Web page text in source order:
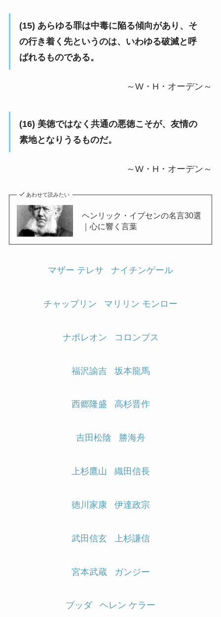
(15) あらゆる罪は中毒に陥る傾向があり、そ
の行き着く先というのは、いわゆる破滅と呼
ばれるものである。
～W・H・オーデン～
(16) 美徳ではなく共通の悪徳こそが、友情の
素地となりうるものだ。
～W・H・オーデン～
あわせて読みたい
ヘンリック・イプセンの名言30選
｜心に響く言葉
マザー テレサ ナイチンゲール
チャップリン マリリン モンロー
ナポレオン コロンブス
福沢諭吉 坂本龍馬
西郷隆盛 高杉晋作
吉田松陰 勝海舟
上杉鷹山 織田信長
徳川家康 伊達政宗
武田信玄 上杉謙信
宮本武蔵 ガンジー
ブッダ ヘレン ケラー